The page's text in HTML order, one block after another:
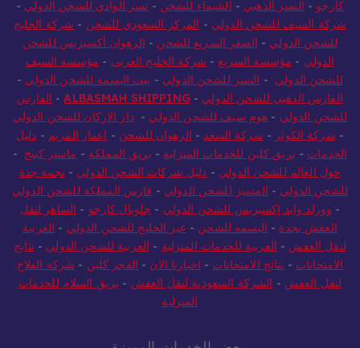
كارجو - النسر الذهبي - الشيماء للشحن - نسر الوادي للشحن الدولي -
شركة السيف للشحن الدولي - المركز السعودي للشحن - شركة الخليج
للشحن الدولي - الصقر السريع للشحن - الرهوان أكسبريس للشحن
الدولي - مؤسسة السريع - شركة الخليج العربي - مؤسسة السيف
للشحن الدولي - النسر للشحن الدولي - بيت البسمة للشحن الدولي -
الفارس الذهبي للشحن الدولي -
ALBASMAH SHIPPING
- الفارس
للشحن الدولي - هوم سيف للشحن الدولي -دار الاركان للشحن الدولي
- شركة الكوثر - شركة السعد - الرهوان للشحن - اعمار المريم - دليل
الخدمات - بريق كلين للخدمات المنزلية - بريق المملكة - ماستر كينج -
حول العالم للشحن الدولي - دليل شركات الشحن الدولي - نجمة جدة
للشحن الدولي - المتميز للشحن الدولي - فارس المملكة للشحن الدولي
- وورلد وايد إكسبريس للشحن الدولي - جلوبال كارجو - الساهر لنقل
العفش بجدة - البسمه للشحن - عبر الخليج للشحن الدولي - العربية
لنقل العفش - العربية للخدمات المنزلية - العربية للشحن الدولي - نتايج
الامتحانات - نتائج الامتحانات - اخبارنا الان - الفجر كلين - شركة الفلاح
لنقل العفش - الشركة السعودية لنقل العفش - بريق السلام للخدمات
المنزلية